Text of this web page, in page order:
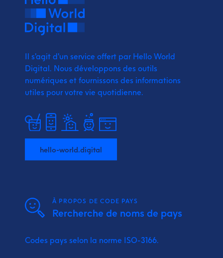
Il s'agit d'un service offert par Hello World
Digital. Nous développons des outils
numériques et fournissons des informations
utiles pour votre vie quotidienne.
hello-world.digital
À PROPOS DE CODE PAYS
Rercherche de noms de pays
Codes pays selon la norme ISO-3166.